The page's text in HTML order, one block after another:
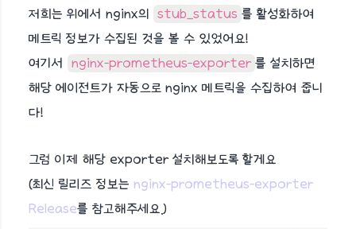
저희는 위에서 nginx의 stub_status 를 활성화하여
메트릭 정보가 수집된 것을 볼 수 있었어요!
여기서
nginx-prometheus-exporter 를 설치하면
해당 에이전트가 자동으로 nginx 메트릭을 수집하여 줍니
다!
그럼 이제 해당 exporter 설치해보도록 할게요
(최신 릴리즈 정보는 nginx-prometheus-exporter
Release를 참고해주세요.)